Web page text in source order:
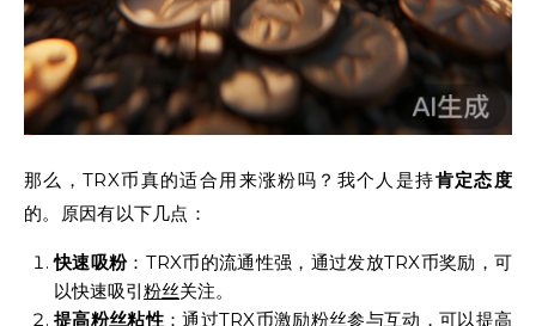
那么，TRX币真的适合用来涨粉吗？我个人是持肯定态度
的。原因有以下几点：
快速吸粉：TRX币的流通性强，通过发放TRX币奖励，可
以快速吸引粉丝关注。
提高粉丝粘性 ：通过TRX币激励粉丝参与互动，可以提高